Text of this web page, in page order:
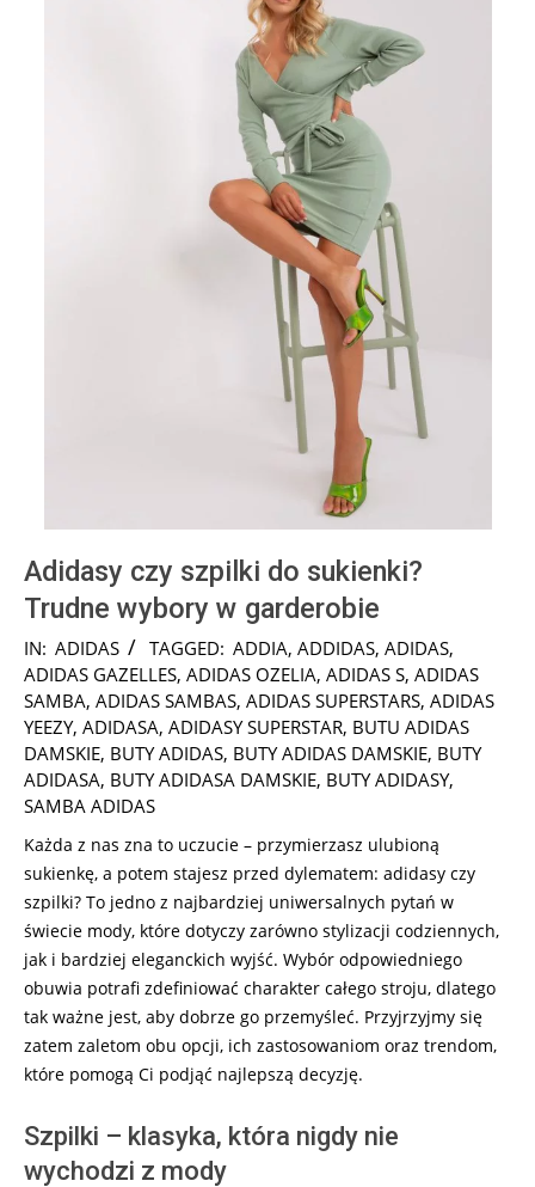
Adidasy czy szpilki do sukienki?
Trudne wybory w garderobie
2025-
01-
17
IN: ADIDAS TAGGED: ADDIA, ADDIDAS, ADIDAS,
ADIDAS GAZELLES, ADIDAS OZELIA, ADIDAS S, ADIDAS
SAMBA, ADIDAS SAMBAS, ADIDAS SUPERSTARS, ADIDAS
YEEZY, ADIDASA, ADIDASY SUPERSTAR, BUTU ADIDAS
DAMSKIE, BUTY ADIDAS, BUTY ADIDAS DAMSKIE, BUTY
ADIDASA, BUTY ADIDASA DAMSKIE, BUTY ADIDASY,
SAMBA ADIDAS
Każda z nas zna to uczucie – przymierzasz ulubioną
sukienkę, a potem stajesz przed dylematem: adidasy czy
szpilki? To jedno z najbardziej uniwersalnych pytań w
świecie mody, które dotyczy zarówno stylizacji codziennych,
jak i bardziej eleganckich wyjść. Wybór odpowiedniego
obuwia potrafi zdefiniować charakter całego stroju, dlatego
tak ważne jest, aby dobrze go przemyśleć. Przyjrzyjmy się
zatem zaletom obu opcji, ich zastosowaniom oraz trendom,
które pomogą Ci podjąć najlepszą decyzję.
Szpilki – klasyka, która nigdy nie
wychodzi z mody